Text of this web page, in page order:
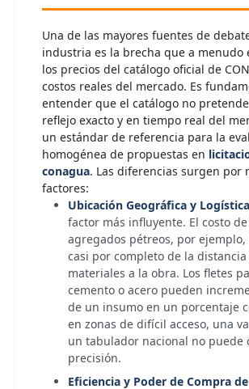
Una de las mayores fuentes de
industria es la brecha que a menudo
los precios del catálogo oficial de
costos reales del mercado. Es
entender que el catálogo no
reflejo exacto y en tiempo real del
un estándar de referencia para la
homogénea de propuestas en
conagua. Las diferencias surgen por
factores:
Ubicación Geográfica y
factor más influyente. El costo
agregados pétreos, por
casi por completo de la
materiales a la obra. Los fletes
cemento o acero pueden
de un insumo en un porcentaje
en zonas de difícil acceso, una
un tabulador nacional no puede
precisión.
Eficiencia y Poder de Compra